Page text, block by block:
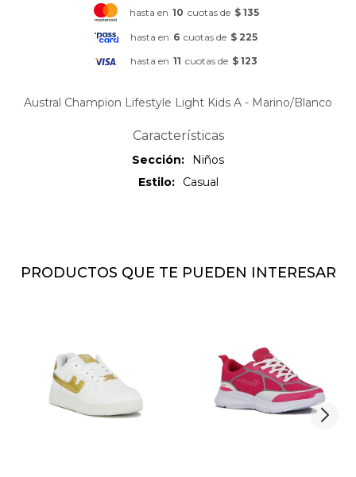
hasta en 10 cuotas de $ 135
hasta en 6 cuotas de $ 225
hasta en 11 cuotas de $ 123
Austral Champion Lifestyle Light Kids A - Marino/Blanco
Características
Sección
Niños
Estilo
Casual
PRODUCTOS QUE TE PUEDEN INTERESAR